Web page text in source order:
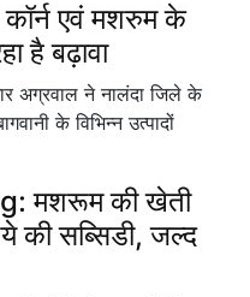
कॉर्न एवं मशरुम के
है बढ़ावा
अग्रवाल ने नालंदा जिले के
के विभिन्न उत्पादों
मशरूम की खेती
की सब्सिडी, जल्द